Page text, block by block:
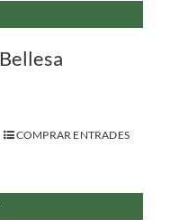
COMPRAR ENTRADES